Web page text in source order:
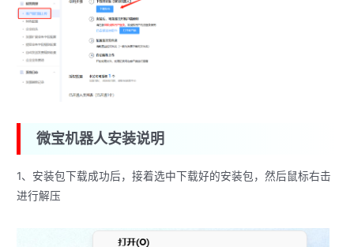
微宝机器人安装说明
1、安装包下载成功后，接着选中下载好的安装包，然后鼠标右击
进行解压